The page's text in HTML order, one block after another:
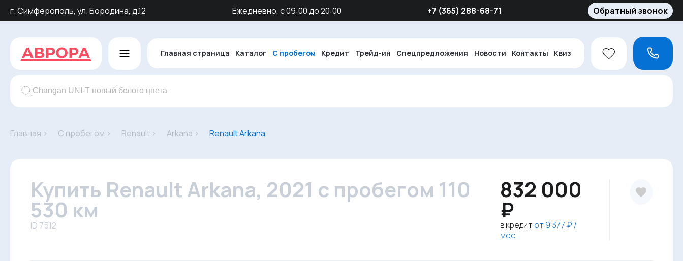
г. Симферополь, ул. Бородина, д.12 Ежедневно, с 09:00 до 20:00 ‪+7 (365) 288-68-71 Обратный звонок
Главная страница Каталог С пробегом Кредит Трейд-ин Спецпредложения Новости Контакты Квиз
Главная › С пробегом › Renault › Arkana › Renault Arkana
Купить Renault Arkana, 2021 с пробегом 110
530 км
ID 7512
832 000
₽
в кредитот 9 377 ₽ /
мес.